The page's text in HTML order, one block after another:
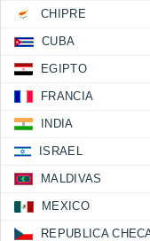
CHIPRE
CUBA
EGIPTO
FRANCIA
INDIA
ISRAEL
MALDIVAS
MEXICO
REPUBLICA